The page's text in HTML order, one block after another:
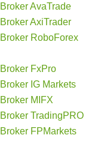
Broker AvaTrade
Broker AxiTrader
Broker RoboForex
Broker FxPro
Broker IG Markets
Broker MIFX
Broker TradingPRO
Broker FPMarkets